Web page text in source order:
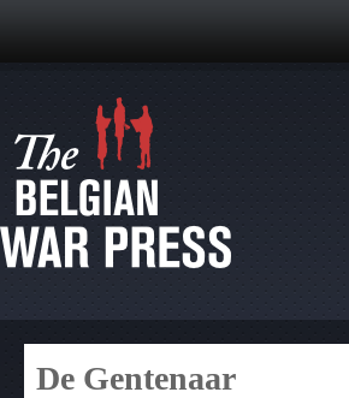
De Gentenaar